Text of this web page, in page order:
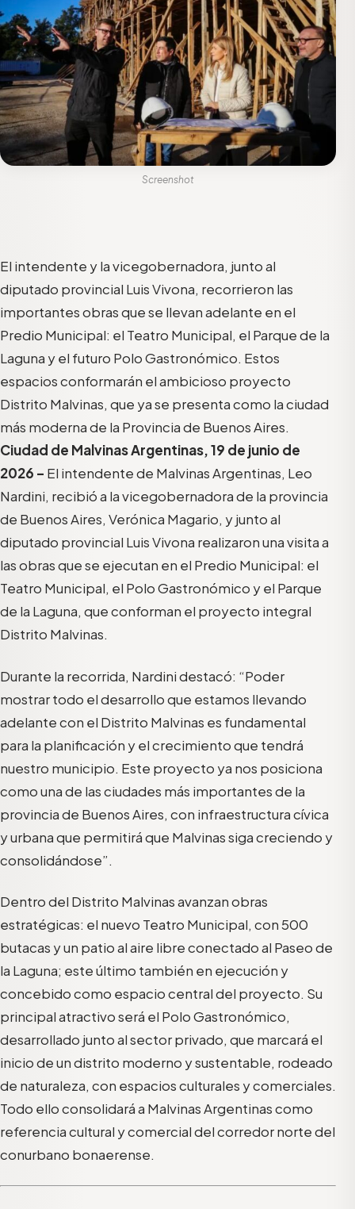
Screenshot
El intendente y la vicegobernadora, junto al
diputado provincial Luis Vivona, recorrieron las
importantes obras que se llevan adelante en el
Predio Municipal: el Teatro Municipal, el Parque de la
Laguna y el futuro Polo Gastronómico. Estos
espacios conformarán el ambicioso proyecto
Distrito Malvinas, que ya se presenta como la ciudad
más moderna de la Provincia de Buenos Aires.
Ciudad de Malvinas Argentinas, 19 de junio de
2026 – El intendente de Malvinas Argentinas, Leo
Nardini, recibió a la vicegobernadora de la provincia
de Buenos Aires, Verónica Magario, y junto al
diputado provincial Luis Vivona realizaron una visita a
las obras que se ejecutan en el Predio Municipal: el
Teatro Municipal, el Polo Gastronómico y el Parque
de la Laguna, que conforman el proyecto integral
Distrito Malvinas.
Durante la recorrida, Nardini destacó: “Poder
mostrar todo el desarrollo que estamos llevando
adelante con el Distrito Malvinas es fundamental
para la planificación y el crecimiento que tendrá
nuestro municipio. Este proyecto ya nos posiciona
como una de las ciudades más importantes de la
provincia de Buenos Aires, con infraestructura cívica
y urbana que permitirá que Malvinas siga creciendo y
consolidándose”.
Dentro del Distrito Malvinas avanzan obras
estratégicas: el nuevo Teatro Municipal, con 500
butacas y un patio al aire libre conectado al Paseo de
la Laguna; este último también en ejecución y
concebido como espacio central del proyecto. Su
principal atractivo será el Polo Gastronómico,
desarrollado junto al sector privado, que marcará el
inicio de un distrito moderno y sustentable, rodeado
de naturaleza, con espacios culturales y comerciales.
Todo ello consolidará a Malvinas Argentinas como
referencia cultural y comercial del corredor norte del
conurbano bonaerense.